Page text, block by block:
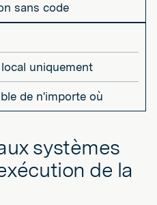
sans code
local uniquement
de n'importe où
systèmes
de la